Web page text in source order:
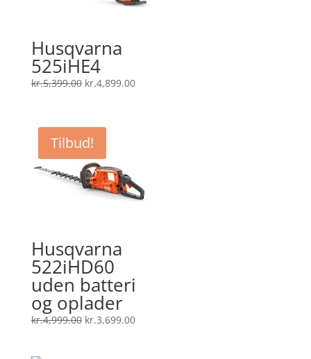
Husqvarna
525iHE4
kr.5,399.00 Den
var:
kr.5,399.00.
kr.4,899.00Den
Tilbud!
Husqvarna
522iHD60
uden batteri
og oplader
kr.4,999.00 Den
kr.3,699.00Den